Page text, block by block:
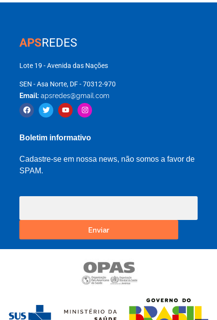
APSREDES
Lote 19 - Avenida das Nações
SEN - Asa Norte, DF - 70312-970
Email: apsredes@gmail.com
Boletim informativo
Cadastre-se em nossa news, não somos a favor de
SPAM.
Enviar